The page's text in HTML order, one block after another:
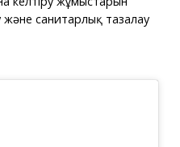
санитарлық тазалау